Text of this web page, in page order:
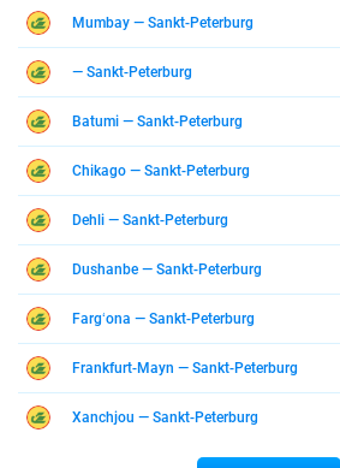
Mumbay — Sankt-Peterburg
— Sankt-Peterburg
Batumi — Sankt-Peterburg
Chikago — Sankt-Peterburg
Dehli — Sankt-Peterburg
Dushanbe — Sankt-Peterburg
Fargʻona — Sankt-Peterburg
Frankfurt-Mayn — Sankt-Peterburg
Xanchjou — Sankt-Peterburg